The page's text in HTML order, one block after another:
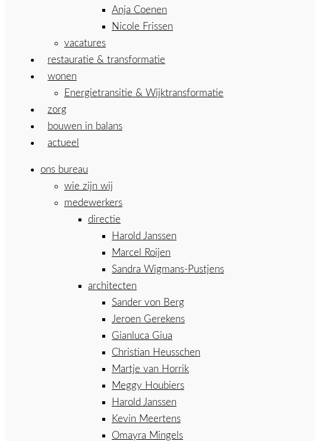
Anja Coenen
Nicole Frissen
vacatures
restauratie & transformatie
wonen
Energietransitie & Wijktransformatie
zorg
bouwen in balans
actueel
ons bureau
wie zijn wij
medewerkers
directie
Harold Janssen
Marcel Roijen
Sandra Wigmans-Pustjens
architecten
Sander von Berg
Jeroen Gerekens
Gianluca Giua
Christian Heusschen
Martje van Horrik
Meggy Houbiers
Harold Janssen
Kevin Meertens
Omayra Mingels